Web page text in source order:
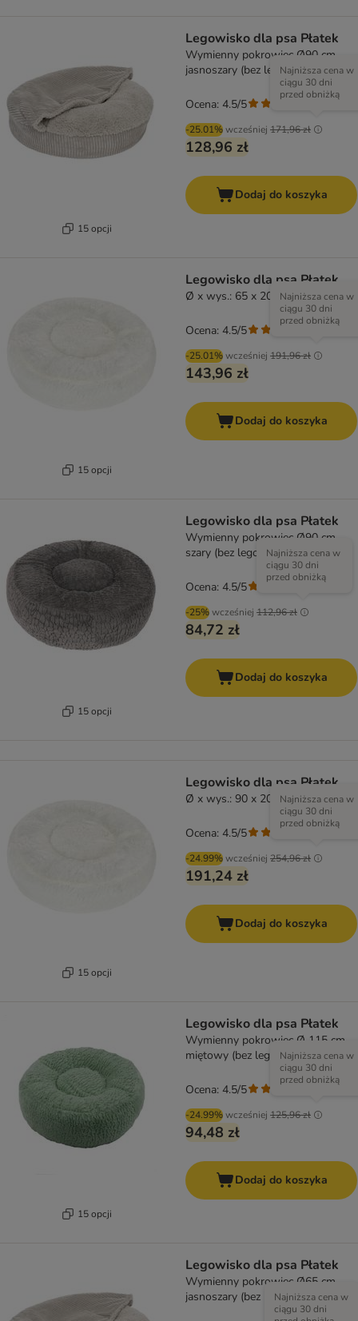
15 opcji
Legowisko dla psa Płatek
Wymienny pokrowiec Ø90 cm,
jasnoszary (bez legowiska)
-25.01%wcześniej 171,96 zł
Najniższa cena w
ciągu 30 dni
przed obniżką
128,96 zł
Ocena: 4.5/5
Dodaj do koszyka
15 opcji
Legowisko dla psa Płatek
Ø x wys.: 65 x 20 cm
-25.01%wcześniej 191,96 zł
Najniższa cena w
ciągu 30 dni
przed obniżką
143,96 zł
Ocena: 4.5/5
Dodaj do koszyka
15 opcji
Legowisko dla psa Płatek
Wymienny pokrowiec Ø90 cm,
szary (bez legowiska)
-25%wcześniej 112,96 zł
Najniższa cena w
ciągu 30 dni
przed obniżką
84,72 zł
Ocena: 4.5/5
Dodaj do koszyka
15 opcji
Legowisko dla psa Płatek
Ø x wys.: 90 x 20 cm
-24.99%wcześniej 254,96 zł
Najniższa cena w
ciągu 30 dni
przed obniżką
191,24 zł
Ocena: 4.5/5
Dodaj do koszyka
15 opcji
Legowisko dla psa Płatek
Wymienny pokrowiec Ø 115 cm,
miętowy (bez legowiska)
-24.99%wcześniej 125,96 zł
Najniższa cena w
ciągu 30 dni
przed obniżką
94,48 zł
Ocena: 4.5/5
Dodaj do koszyka
Legowisko dla psa Płatek
Wymienny pokrowiec Ø65 cm,
jasnoszary (bez legowiska)
Najniższa cena w
ciągu 30 dni